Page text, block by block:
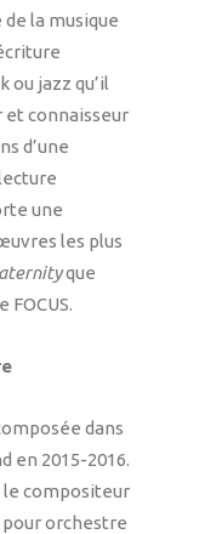
de la musique
ou jazz qu’il
et connaisseur
d’une
une
les plus
que
FOCUS.
dans
en 2015-2016.
le compositeur
orchestre